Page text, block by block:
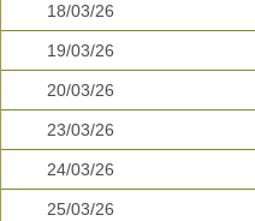
18/03/26
19/03/26
20/03/26
23/03/26
24/03/26
25/03/26